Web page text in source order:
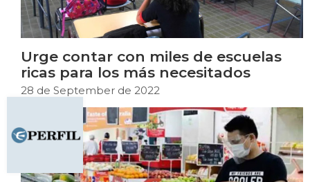
Urge contar con miles de escuelas
ricas para los más necesitados
28 de September de 2022